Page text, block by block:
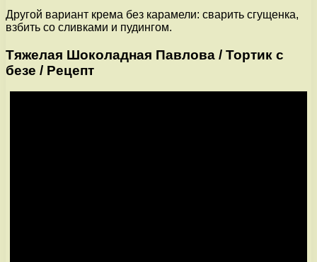
Другой вариант крема без карамели: сварить сгущенка,
взбить со сливками и пудингом.
Тяжелая Шоколадная Павлова / Тортик с
безе / Рецепт